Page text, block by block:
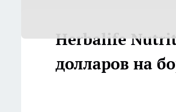
Herbalife
долларов на